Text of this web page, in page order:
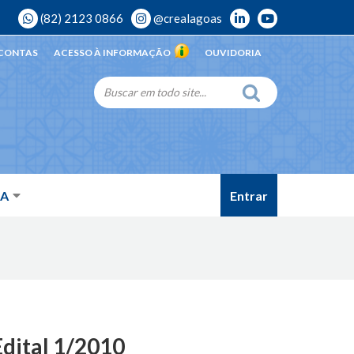
(82) 2123 0866 @crealagoas
OUVIDORIA
ACESSO À INFORMAÇÃO
Entrar
1/2010